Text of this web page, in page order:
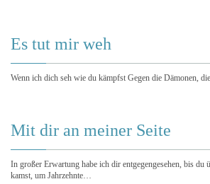
Es tut mir weh
Wenn ich dich seh wie du kämpfst Gegen die Dämonen,
Mit dir an meiner Seite
In großer Erwartung habe ich dir entgegengesehen, bis du
kamst, um Jahrzehnte…